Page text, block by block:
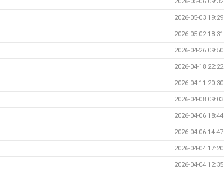
2026-05-03 19:29
2026-05-02 18:31
2026-04-26 09:50
2026-04-18 22:22
2026-04-11 20:30
2026-04-08 09:03
2026-04-06 18:44
2026-04-06 14:47
2026-04-04 17:20
2026-04-04 12:35